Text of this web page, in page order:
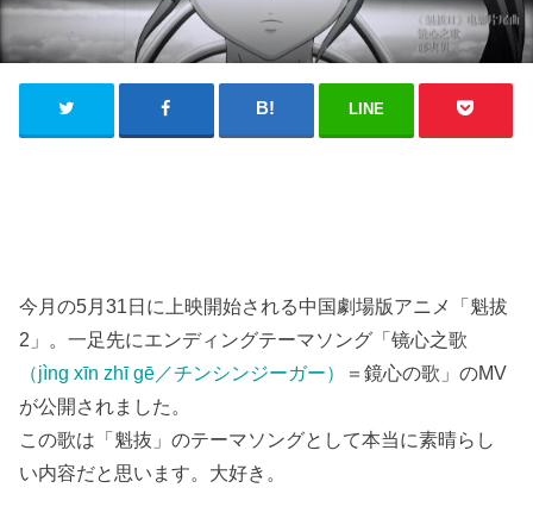
LINE
今月の5月31日に上映開始される中国劇場版アニメ「魁拔
2」。一足先にエンディングテーマソング「镜心之歌
（jìng xīn zhī gē／チンシンジーガー）
＝鏡心の歌」のMV
が公開されました。
この歌は「魁抜」のテーマソングとして本当に素晴らし
い内容だと思います。大好き。